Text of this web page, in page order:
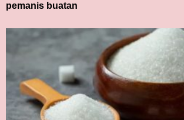
pemanis buatan